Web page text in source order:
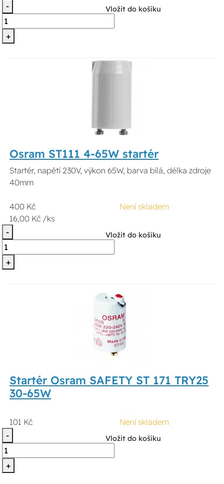
-
+
Vložit do košíku
Osram ST111 4-65W startér
Startér, napětí 230V, výkon 65W, barva bílá, délka zdroje
40mm
400 Kč
16,00 Kč /ks
Není skladem
-
+
Vložit do košíku
Startér Osram SAFETY ST 171 TRY25
30-65W
101 Kč
Není skladem
-
+
Vložit do košíku